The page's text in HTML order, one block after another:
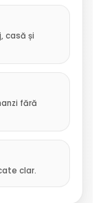
casă și
fără
clar.